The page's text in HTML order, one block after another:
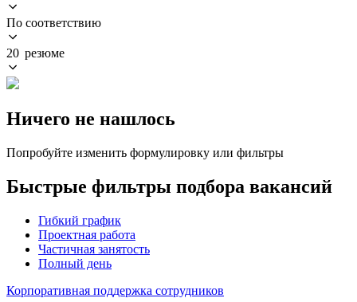
По соответствию
20 резюме
Ничего не нашлось
Попробуйте изменить формулировку или фильтры
Быстрые фильтры подбора вакансий
Гибкий график
Проектная работа
Частичная занятость
Полный день
Корпоративная поддержка сотрудников